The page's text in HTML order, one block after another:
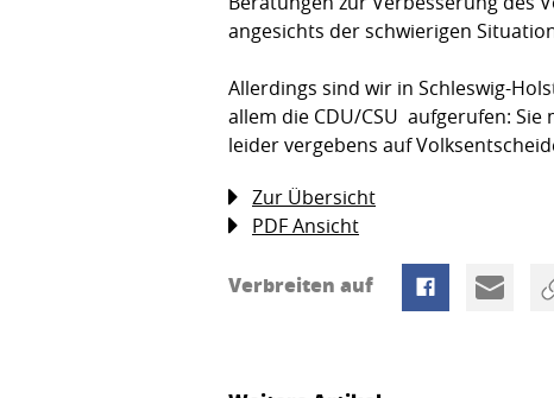
angesichts der schwierigen
Allerdings sind wir in Schleswig-
allem die CDU/CSU  aufgerufen:
leider vergebens auf
Zur Übersicht
PDF Ansicht
Verbreiten auf